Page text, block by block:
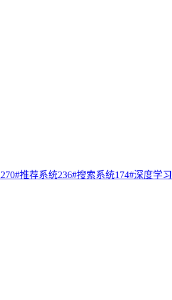
270#推荐系统236#搜索系统174#深度学习